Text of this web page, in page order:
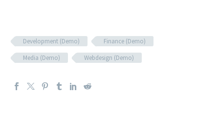
Development (Demo)
Finance (Demo)
Media (Demo)
Webdesign (Demo)